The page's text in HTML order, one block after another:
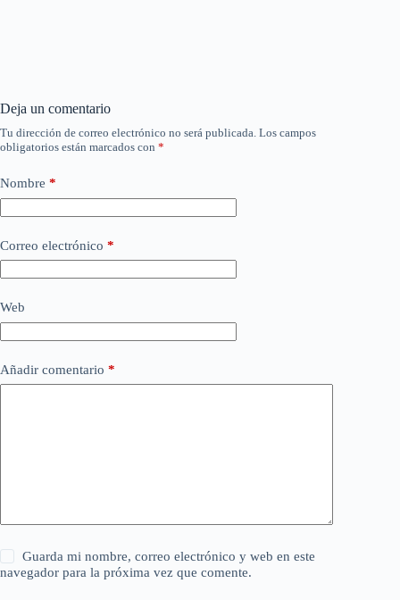
Deja un comentario
Tu dirección de correo electrónico no será publicada. Los campos
obligatorios están marcados con *
Nombre *
Correo electrónico *
Web
Añadir comentario *
Guarda mi nombre, correo electrónico y web en este
navegador para la próxima vez que comente.